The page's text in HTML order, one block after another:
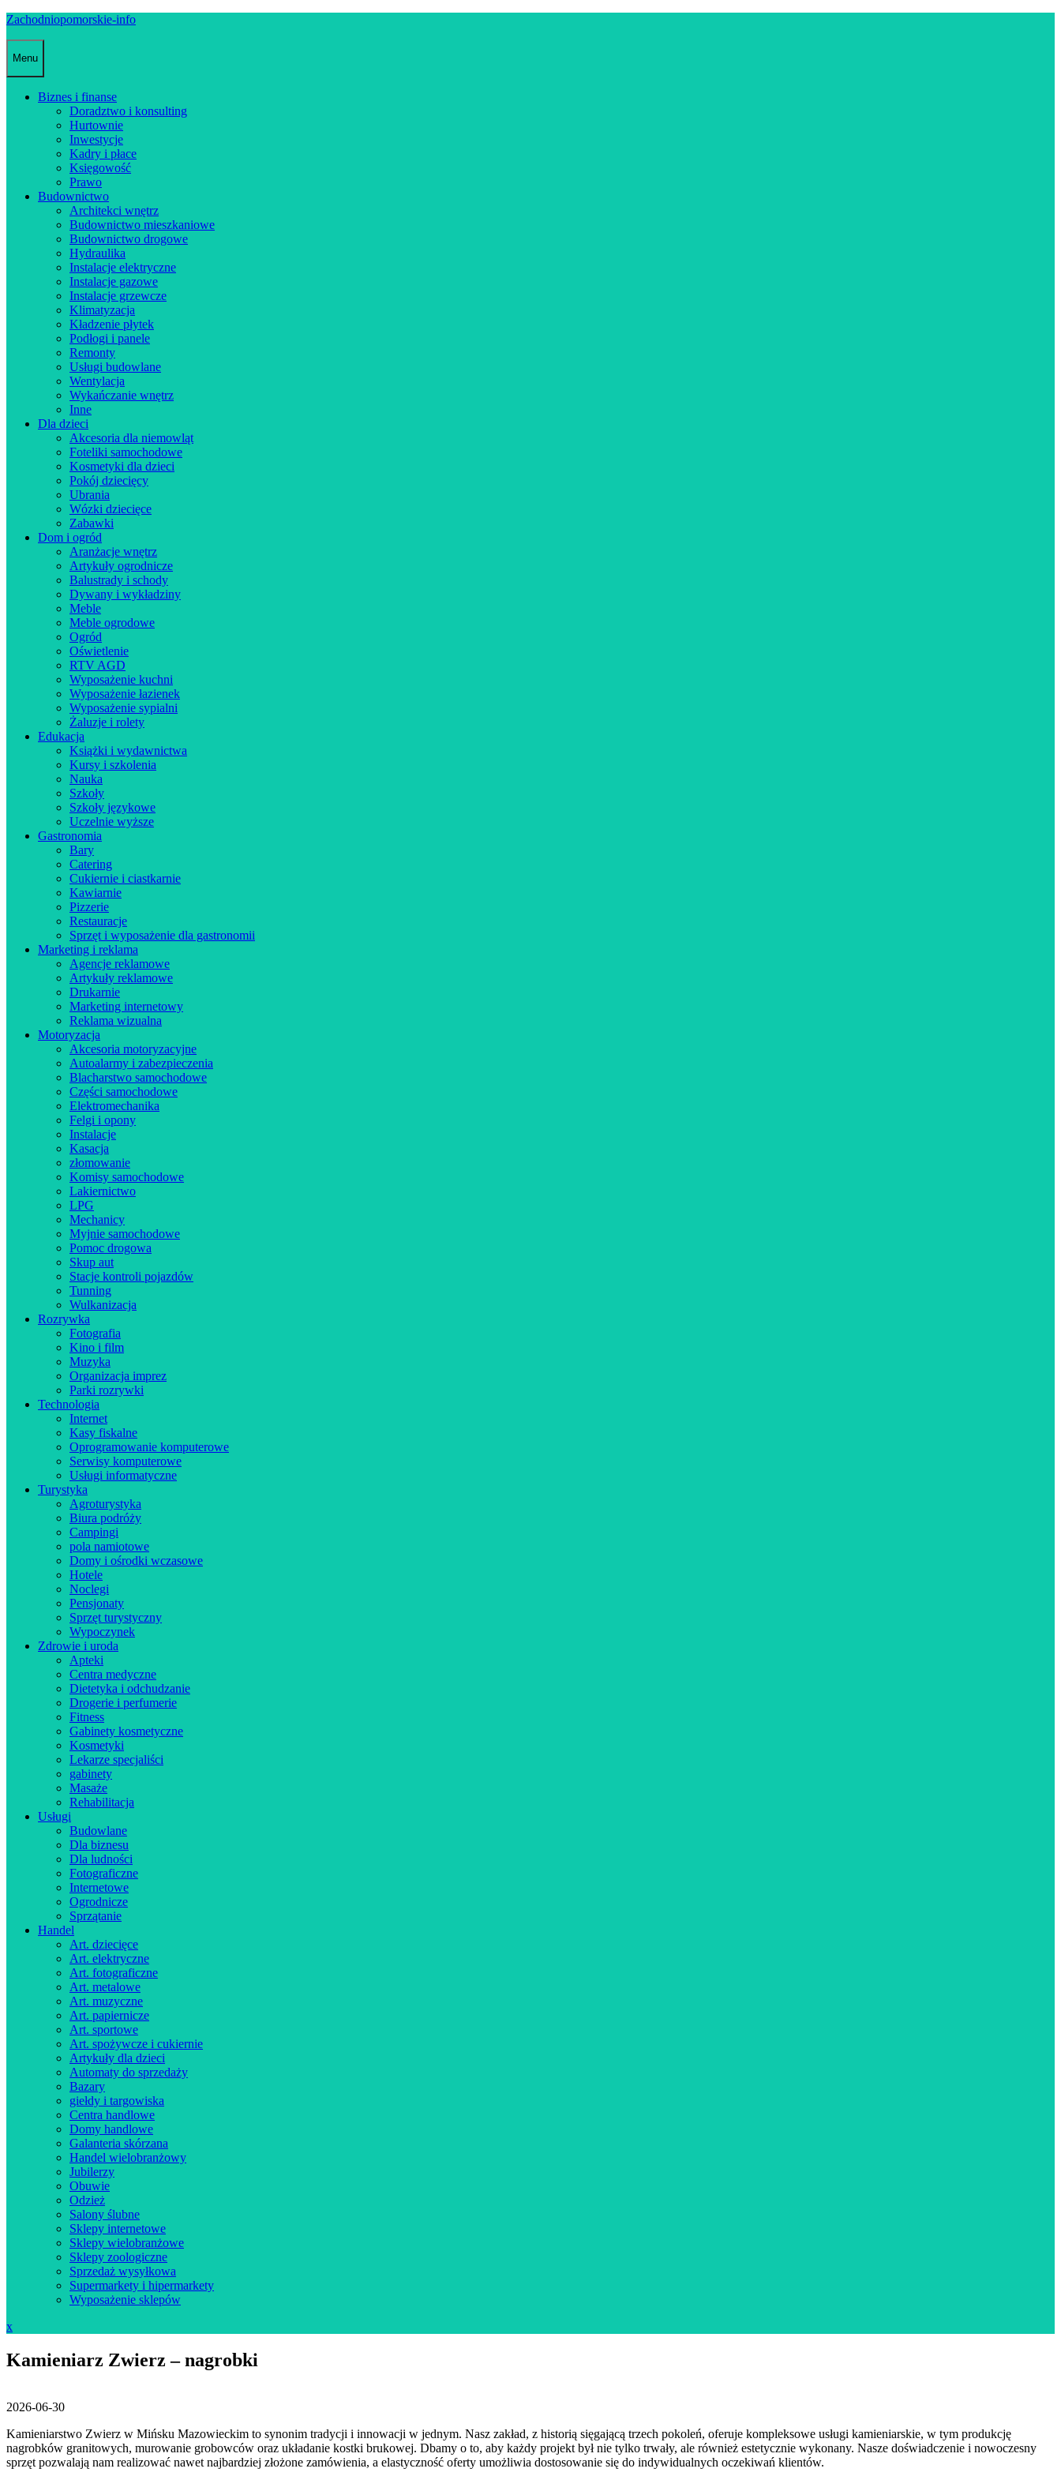
Skip
Zachodniopomorskie-info
Menu
Biznes i finanse
Doradztwo i konsulting
Hurtownie
Inwestycje
Kadry i płace
Księgowość
Prawo
Budownictwo
Architekci wnętrz
Budownictwo mieszkaniowe
Budownictwo drogowe
Hydraulika
Instalacje elektryczne
Instalacje gazowe
Instalacje grzewcze
Klimatyzacja
Kładzenie płytek
Podłogi i panele
Remonty
Usługi budowlane
Wentylacja
Wykańczanie wnętrz
Inne
Dla dzieci
Akcesoria dla niemowląt
Foteliki samochodowe
Kosmetyki dla dzieci
Pokój dziecięcy
Ubrania
Wózki dziecięce
Zabawki
Dom i ogród
Aranżacje wnętrz
Artykuły ogrodnicze
Balustrady i schody
Dywany i wykładziny
Meble
Meble ogrodowe
Ogród
Oświetlenie
RTV AGD
Wyposażenie kuchni
Wyposażenie łazienek
Wyposażenie sypialni
Żaluzje i rolety
Edukacja
Książki i wydawnictwa
Kursy i szkolenia
Nauka
Szkoły
Szkoły językowe
Uczelnie wyższe
Gastronomia
Bary
Catering
Cukiernie i ciastkarnie
Kawiarnie
Pizzerie
Restauracje
Sprzęt i wyposażenie dla gastronomii
Marketing i reklama
Agencje reklamowe
Artykuły reklamowe
Drukarnie
Marketing internetowy
Reklama wizualna
Motoryzacja
Akcesoria motoryzacyjne
Autoalarmy i zabezpieczenia
Blacharstwo samochodowe
Części samochodowe
Elektromechanika
Felgi i opony
Instalacje
Kasacja
złomowanie
Komisy samochodowe
Lakiernictwo
LPG
Mechanicy
Myjnie samochodowe
Pomoc drogowa
Skup aut
Stacje kontroli pojazdów
Tunning
Wulkanizacja
Rozrywka
Fotografia
Kino i film
Muzyka
Organizacja imprez
Parki rozrywki
Technologia
Internet
Kasy fiskalne
Oprogramowanie komputerowe
Serwisy komputerowe
Usługi informatyczne
Turystyka
Agroturystyka
Biura podróży
Campingi
pola namiotowe
Domy i ośrodki wczasowe
Hotele
Noclegi
Pensjonaty
Sprzęt turystyczny
Wypoczynek
Zdrowie i uroda
Apteki
Centra medyczne
Dietetyka i odchudzanie
Drogerie i perfumerie
Fitness
Gabinety kosmetyczne
Kosmetyki
Lekarze specjaliści
gabinety
Masaże
Rehabilitacja
Usługi
Budowlane
Dla biznesu
Dla ludności
Fotograficzne
Internetowe
Ogrodnicze
Sprzątanie
Handel
Art. dziecięce
Art. elektryczne
Art. fotograficzne
Art. metalowe
Art. muzyczne
Art. papiernicze
Art. sportowe
Art. spożywcze i cukiernie
Artykuły dla dzieci
Automaty do sprzedaży
Bazary
giełdy i targowiska
Centra handlowe
Domy handlowe
Galanteria skórzana
Handel wielobranżowy
Jubilerzy
Obuwie
Odzież
Salony ślubne
Sklepy internetowe
Sklepy wielobranżowe
Sklepy zoologiczne
Sprzedaż wysyłkowa
Supermarkety i hipermarkety
Wyposażenie sklepów
xClose
Kamieniarz Zwierz – nagrobki
2026-06-30
Kamieniarstwo Zwierz w Mińsku Mazowieckim to synonim tradycji i innowacji w jednym. Nasz zakład, z historią sięgającą trzech pokoleń, oferuje kompleksowe usługi kamieniarskie, w tym produkcję
nagrobków granitowych, murowanie grobowców oraz układanie kostki brukowej. Dbamy o to, aby każdy projekt był nie tylko trwały, ale również estetycznie wykonany. Nasze doświadczenie i nowoczesny
sprzęt pozwalają nam realizować nawet najbardziej złożone zamówienia, a elastyczność oferty umożliwia dostosowanie się do indywidualnych oczekiwań klientów.